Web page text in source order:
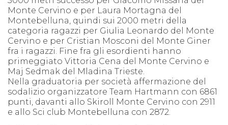
Monte Cervino e per Laura Mortagna del
Montebelluna, quindi sui 2000 metri della
categoria ragazzi per Giulia Leonardo del Monte
Cervino e per Cristian Mosconi del Monte Giner
fra i ragazzi. Fine fra gli esordienti hanno
primeggiato Vittoria Cena del Monte Cervino e
Maj Sedmak del Mladina Trieste.
Nella graduatoria per società affermazione del
sodalizio organizzatore Team Hartmann con 6861
punti, davanti allo Skiroll Monte Cervino con 2911
e allo Sci club Montebelluna con 2872.